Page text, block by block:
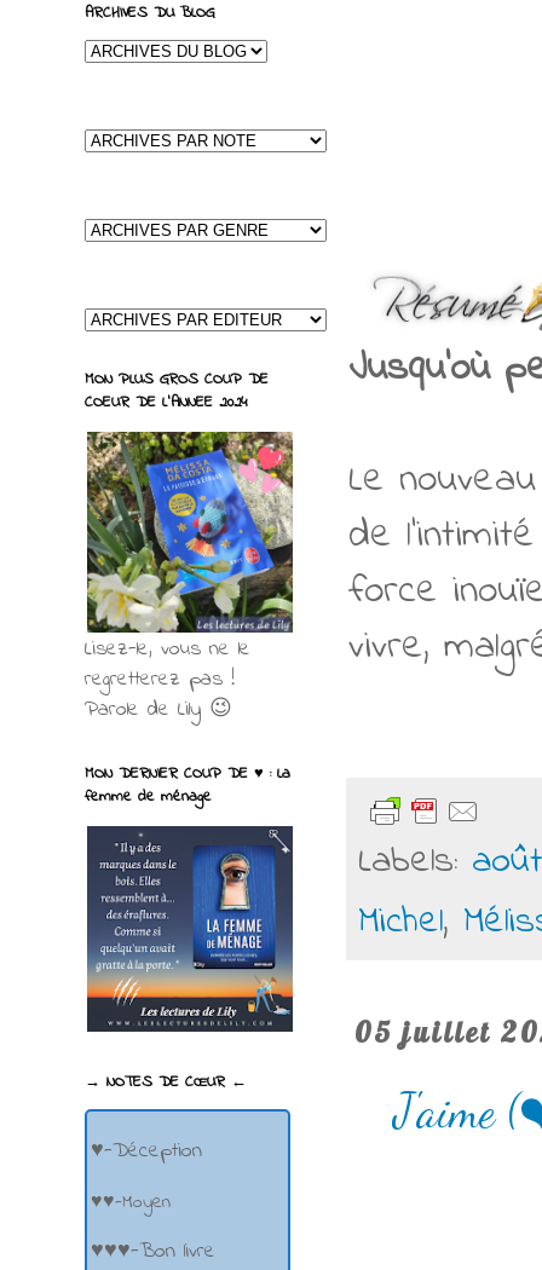
Jusqu'où
Le
de
force
vivre,
Labels:
Michel,
05 juillet
J'aime
ARCHIVES DU BLOG
MON PLUS GROS COUP DE
COEUR DE L'ANNEE 2024
Lisez-le, vous ne le
regretterez pas !
Parole de Lily 😉
MON DERNIER COUP DE ♥ : La
femme de ménage
→ NOTES DE CŒUR ←
♥-Déception
♥♥-Moyen
♥♥♥-Bon livre